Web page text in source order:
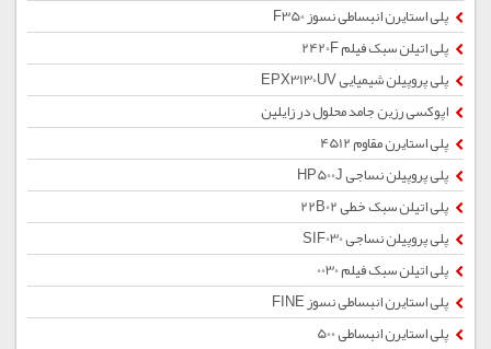
پلی استایرن انبساطی نسوز F350
پلی اتیلن سبک فیلم 2420F
پلی پروپیلن شیمیایی EPX3130UV
اپوکسی رزین جامد محلول در زایلین
پلی استایرن مقاوم 4512
پلی پروپیلن نساجی HP500J
پلی اتیلن سبک خطی 22B02
پلی پروپیلن نساجی SIF030
پلی اتیلن سبک فیلم 0030
پلی استایرن انبساطی نسوز FINE
پلی استایرن انبساطی 500